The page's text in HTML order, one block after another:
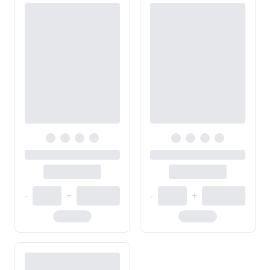
- + - +